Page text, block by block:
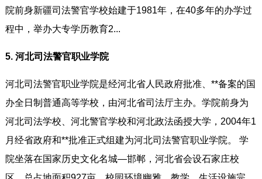
院前身新疆司法警官学校始建于1981年，在40多年的办学过
程中，举办大专学历教育2...
5. 河北司法警官职业学院
河北司法警官职业学院是经河北省人民政府批准、**备案的国
办全日制普通高等学校，由河北省司法厅主办。学院前身为
河北司法学校、河北警官学校和河北政法函授大学，2004年1
月经省政府和**批准正式组建为河北司法警官职业学院。 学
院坐落在国家历史文化名城—邯郸，河北省会设石家庄校